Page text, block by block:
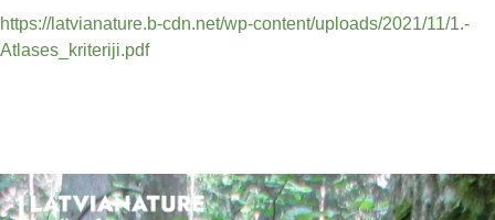
https://latvianature.b-cdn.net/wp-content/uploads/2021/11/1.-
Atlases_kriteriji.pdf